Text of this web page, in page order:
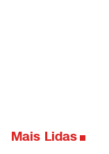
Mais Lidas